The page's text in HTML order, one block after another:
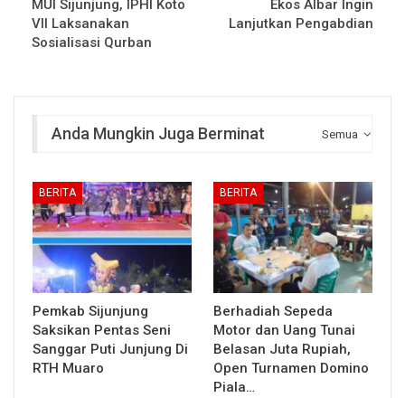
MUI Sijunjung, IPHI Koto
VII Laksanakan
Sosialisasi Qurban
Ekos Albar Ingin
Lanjutkan Pengabdian
Semua
Anda Mungkin Juga Berminat
BERITA
Pemkab Sijunjung
Saksikan Pentas Seni
Sanggar Puti Junjung Di
RTH Muaro
BERITA
Berhadiah Sepeda
Motor dan Uang Tunai
Belasan Juta Rupiah,
Open Turnamen Domino
Piala…